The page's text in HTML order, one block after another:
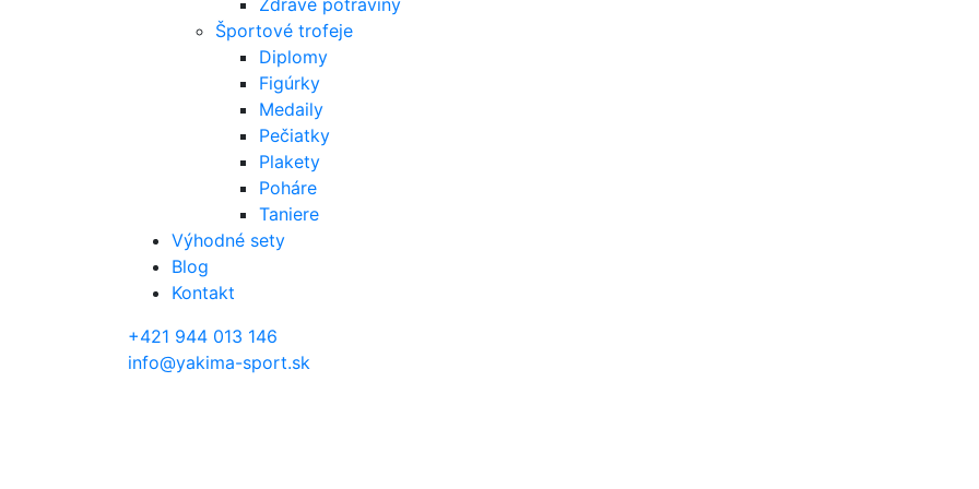
Zdravé potraviny
Športové trofeje
Diplomy
Figúrky
Medaily
Pečiatky
Plakety
Poháre
Taniere
Výhodné sety
Blog
Kontakt
+421 944 013 146
info@yakima-sport.sk